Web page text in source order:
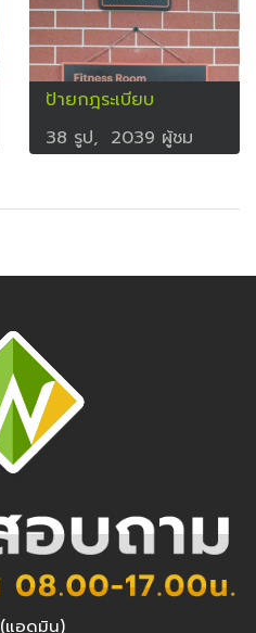
ป้ายกฎระเบียบ
38 รูป, 2039 ผู้ชม
(แอดมิน)